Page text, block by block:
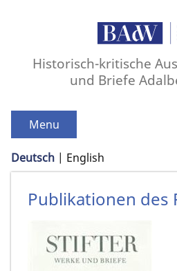
Historisch-kritische
und Briefe
Menu
Deutsch English
Publikationen des